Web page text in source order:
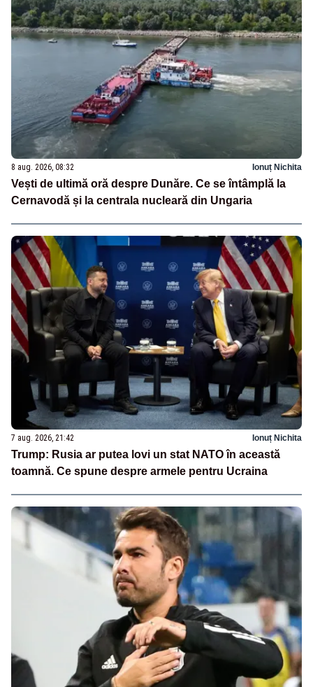
8 aug. 2026, 08:32 Ionuț Nichita
Vești de ultimă oră despre Dunăre. Ce se întâmplă la
Cernavodă și la centrala nucleară din Ungaria
7 aug. 2026, 21:42 Ionuț Nichita
Trump: Rusia ar putea lovi un stat NATO în această
toamnă. Ce spune despre armele pentru Ucraina